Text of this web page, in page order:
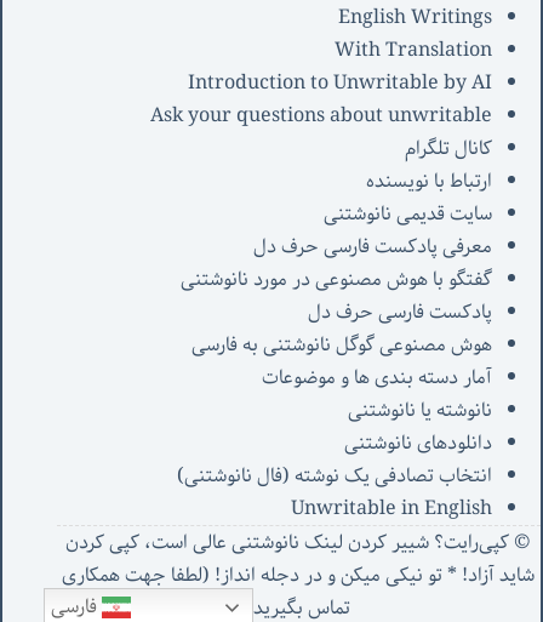
English Writings
With Translation
Introduction to Unwritable by AI
Ask your questions about unwritable
کانال تلگرام
ارتباط با نویسنده
سایت قدیمی نانوشتنی
معرفی پادکست فارسی حرف دل
گفتگو با هوش مصنوعی در مورد نانوشتنی
پادکست فارسی حرف دل
هوش مصنوعی گوگل نانوشتنی به فارسی
آمار دسته بندی ها و موضوعات
نانوشته یا نانوشتنی
دانلودهای نانوشتنی
انتخاب تصادفی یک نوشته (فال نانوشتنی)
Unwritable in English
© کپی‌رایت؟ شییر کردن لینک نانوشتنی عالی است، کپی کردن
شاید آزاد! * تو نیکی میکن و در دجله انداز! (لطفا جهت همکاری
تماس بگیرید) فارسی